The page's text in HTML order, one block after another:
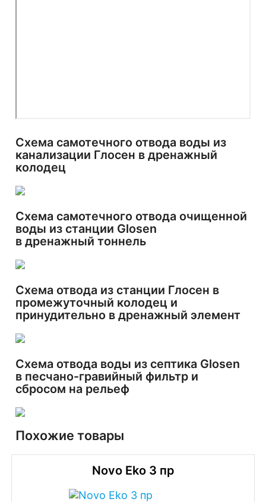
Схема самотечного отвода воды из
канализации Глосен в дренажный
колодец
Схема самотечного отвода очищенной
воды из станции Glosen
в дренажный тоннель
Схема отвода из станции Глосен в
промежуточный колодец и
принудительно в дренажный элемент
Схема отвода воды из септика Glosen
в песчано-гравийный фильтр и
сбросом на рельеф
Похожие товары
Novo Eko 3 пр